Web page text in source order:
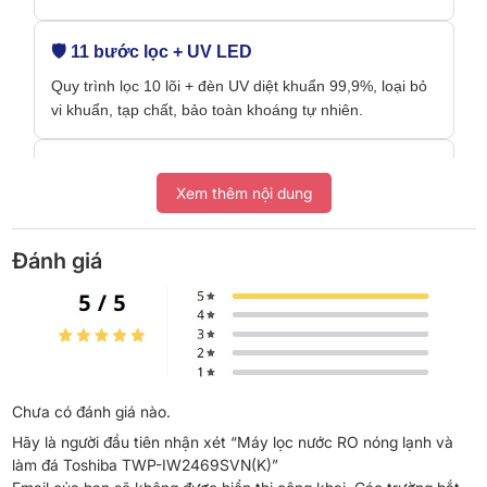
🛡️ 11 bước lọc + UV LED
Quy trình lọc 10 lõi + đèn UV diệt khuẩn 99,9%, loại bỏ
vi khuẩn, tạp chất, bảo toàn khoáng tự nhiên.
⛰️ Công nghệ Rock Active
Chiết xuất vi khoáng từ đá khoáng hoạt tính, giúp nước
giàu khoáng chất có lợi cho sức khỏe.
🔩 Hợp kim thép không gỉ
Khoang chứa nước nóng bằng SUS304, hệ thống cấp
đông thép không gỉ, chống ăn mòn, bền bỉ.
❄️ Nước nóng lạnh đầy đủ
Nước nóng ≥85°C (dung tích 1L), nước lạnh ≤10°C
(dung tích 1,7L), tốc độ lấy nước ≥1,2L/phút.
Xem thêm nội dung
Đánh giá
Chưa có đánh giá nào.
Hãy là người đầu tiên nhận xét “Máy lọc nước RO nóng lạnh và
làm đá Toshiba TWP-IW2469SVN(K)”